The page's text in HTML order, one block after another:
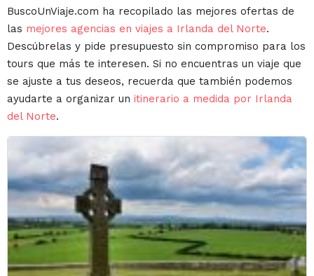
BuscoUnViaje.com ha recopilado las mejores ofertas de
las mejores agencias en viajes a Irlanda del Norte.
Descúbrelas y pide presupuesto sin compromiso para los
tours que más te interesen. Si no encuentras un viaje que
se ajuste a tus deseos, recuerda que también podemos
ayudarte a organizar un itinerario a medida por Irlanda
del Norte.